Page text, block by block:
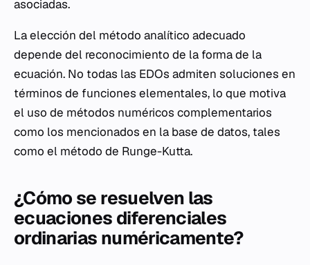
asociadas.
La elección del método analítico adecuado
depende del reconocimiento de la forma de la
ecuación. No todas las EDOs admiten soluciones en
términos de funciones elementales, lo que motiva
el uso de métodos numéricos complementarios
como los mencionados en la base de datos, tales
como el método de Runge-Kutta.
¿Cómo se resuelven las
ecuaciones diferenciales
ordinarias numéricamente?